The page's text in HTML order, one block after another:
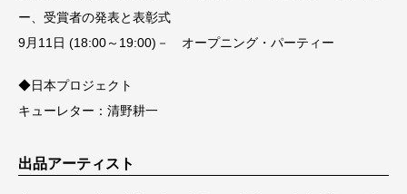
ー、受賞者の発表と表彰式
9月11日 (18:00～19:00)－ オープニング・パーティー
◆日本プロジェクト
キューレター：清野耕一
出品アーティスト